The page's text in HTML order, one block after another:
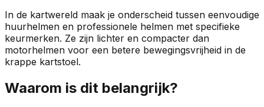
In de kartwereld maak je onderscheid tussen eenvoudige
huurhelmen en professionele helmen met specifieke
keurmerken. Ze zijn lichter en compacter dan
motorhelmen voor een betere bewegingsvrijheid in de
krappe kartstoel.
Waarom is dit belangrijk?